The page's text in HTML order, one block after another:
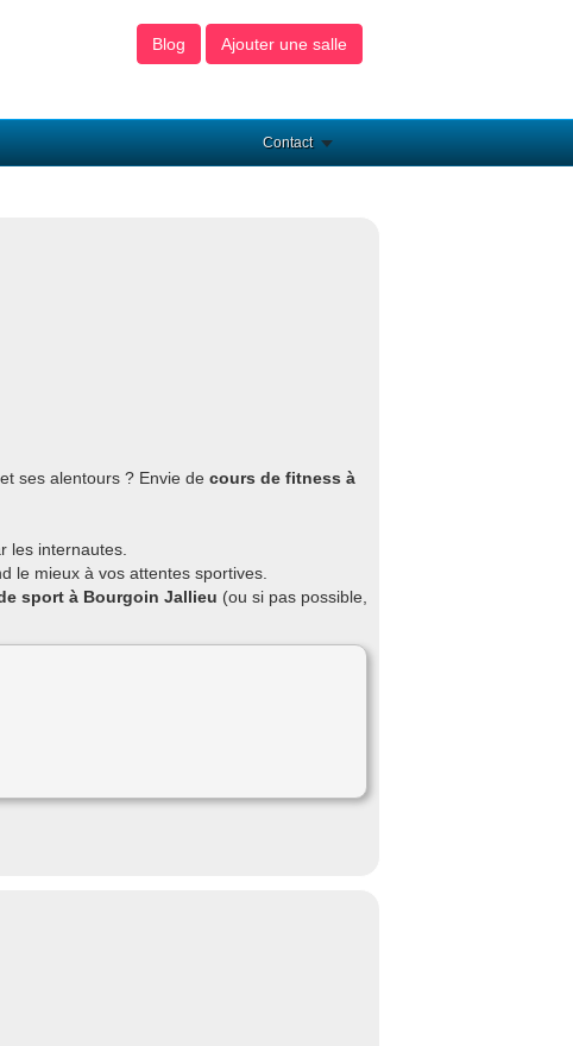
Blog Ajouter une salle
Contact
et ses alentours ? Envie de cours de fitness à
les internautes.
le mieux à vos attentes sportives.
sport à Bourgoin Jallieu (ou si pas possible,